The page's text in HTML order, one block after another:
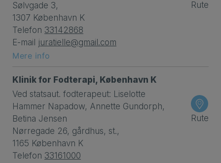
Sølvgade 3,
1307 København K
Telefon 33142868
E-mail juratielle@gmail.com
Mere info
Rute
Klinik for Fodterapi, København K
Ved statsaut. fodterapeut: Liselotte
Hammer Napadow, Annette Gundorph,
Betina Jensen
Nørregade 26, gårdhus, st.,
1165 København K
Telefon 33161000
Rute